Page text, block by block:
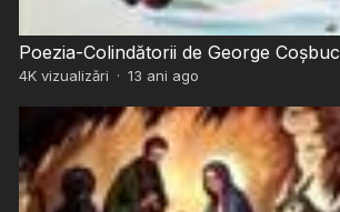
Poezia-Colindătorii de George Coșbuc
4Kvizualizări · 13 ani ago